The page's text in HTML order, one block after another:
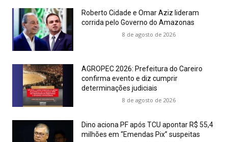
Roberto Cidade e Omar Aziz lideram
corrida pelo Governo do Amazonas
8 de agosto de 2026
AGROPEC 2026: Prefeitura do Careiro
confirma evento e diz cumprir
determinações judiciais
8 de agosto de 2026
Dino aciona PF após TCU apontar R$ 55,4
milhões em “Emendas Pix” suspeitas